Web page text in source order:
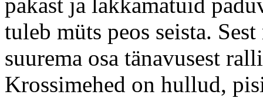
pakast ja lakkamatuid
tuleb müts peos seista.
suurema osa tänavusest
Krossimehed on hullud,